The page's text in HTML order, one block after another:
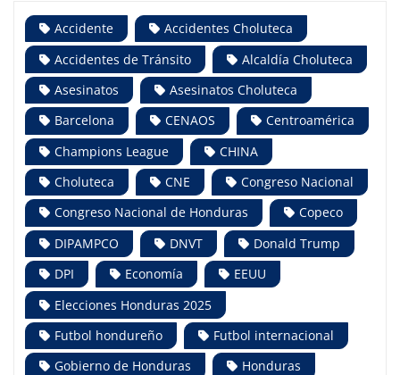
Accidente
Accidentes Choluteca
Accidentes de Tránsito
Alcaldía Choluteca
Asesinatos
Asesinatos Choluteca
Barcelona
CENAOS
Centroamérica
Champions League
CHINA
Choluteca
CNE
Congreso Nacional
Congreso Nacional de Honduras
Copeco
DIPAMPCO
DNVT
Donald Trump
DPI
Economía
EEUU
Elecciones Honduras 2025
Futbol hondureño
Futbol internacional
Gobierno de Honduras
Honduras